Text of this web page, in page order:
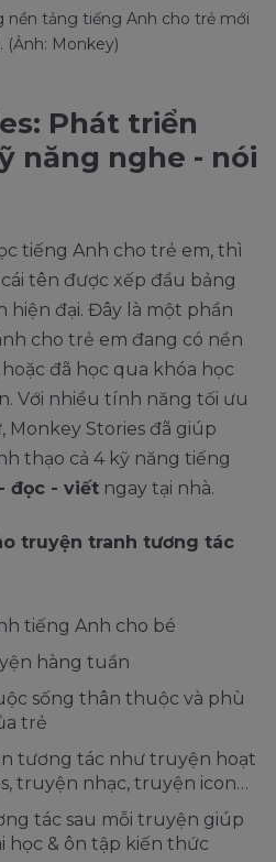
nền tảng tiếng Anh cho trẻ mới
(Ảnh: Monkey)
Phát triển
năng nghe - nói
tiếng Anh cho trẻ em, thì
tên được xếp đầu bảng
hiện đại. Đây là một phần
cho trẻ em đang có nền
đã học qua khóa học
Với nhiều tính năng tối ưu
Monkey Stories đã giúp
thạo cả 4 kỹ năng tiếng
đọc - viết ngay tại nhà.
truyện tranh tương tác
tiếng Anh cho bé
hàng tuần
sống thân thuộc và phù
trẻ
tương tác như truyện hoạt
truyện nhạc, truyện icon…
tác sau mỗi truyện giúp
học & ôn tập kiến thức